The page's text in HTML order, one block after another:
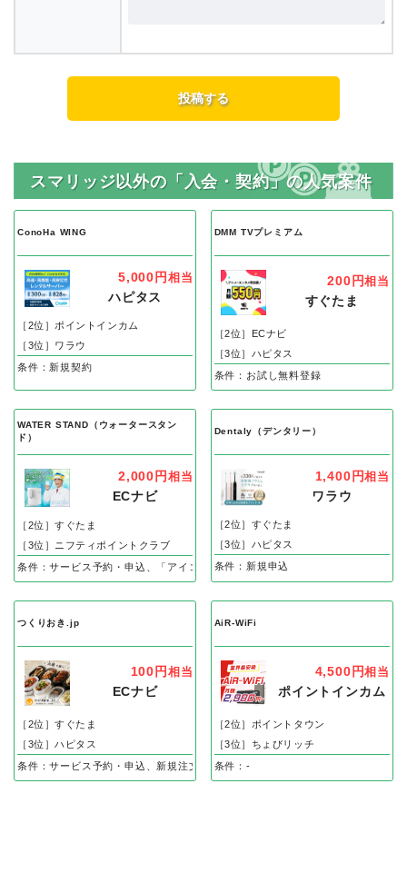
スマリッジ以外の「入会・契約」の人気案件
ConoHa WING
5,000円 相当
ハピタス
［2位］ポイントインカム
［3位］ワラウ
条件：新規契約
DMM TVプレミアム
200円相当
すぐたま
［2位］ECナビ
［3位］ハピタス
条件：お試し無料登録
WATER STAND（ウォータースタン
ド）
2,000円 相当
ECナビ
［2位］すぐたま
［3位］ニフティポイントクラブ
条件：サービス予約・申込、「アイコン」のWEB申込後、60日以内の設置完了で
Dentaly（デンタリー）
1,400円相当
ワラウ
［2位］すぐたま
［3位］ハピタス
条件：新規申込
つくりおき.jp
100円 相当
ECナビ
［2位］すぐたま
［3位］ハピタス
条件：サービス予約・申込、新規注文登録完了で
AiR-WiFi
4,500円相当
ポイントインカム
［2位］ポイントタウン
［3位］ちょびリッチ
条件：-